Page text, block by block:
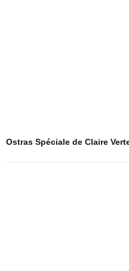
Ostras Spéciale de Claire